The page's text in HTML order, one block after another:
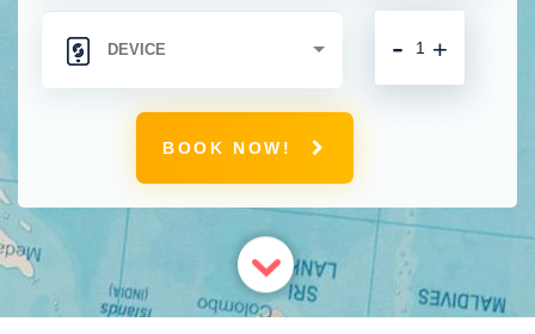
+
-
BOOK NOW!